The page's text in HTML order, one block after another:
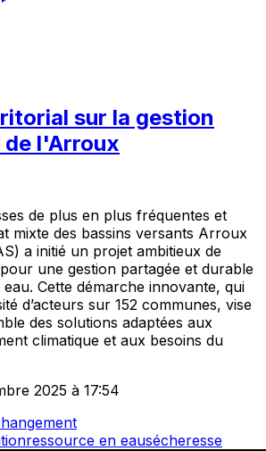
sur la gestion
l'Arroux
de plus en plus fréquentes et
mixte des bassins versants Arroux
a initié un projet ambitieux de
une gestion partagée et durable
Cette démarche innovante, qui
d’acteurs sur 152 communes, vise
des solutions adaptées aux
climatique et aux besoins du
2025 à 17:54
ressource en eausécheresse